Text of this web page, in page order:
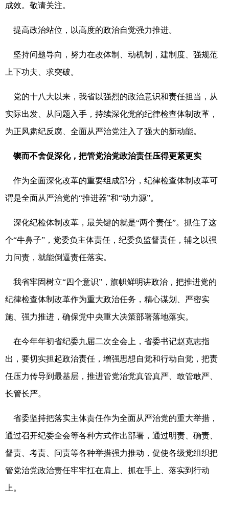
成效。敬请关注。
提高政治站位，以高度的政治自觉强力推进。
坚持问题导向，努力在改体制、动机制，建制度、强规范
上下功夫、求突破。
党的十八大以来，我省以强烈的政治意识和责任担当，从
实际出发、从问题入手，持续深化党的纪律检查体制改革，
为正风肃纪反腐、全面从严治党注入了强大的新动能。
锲而不舍促深化，把管党治党政治责任压得更紧更实
作为全面深化改革的重要组成部分，纪律检查体制改革可
谓是全面从严治党的“推进器”和“动力源”。
深化纪检体制改革，最关键的就是“两个责任”。抓住了这
个“牛鼻子”，党委负主体责任，纪委负监督责任，辅之以强
力问责，就能倒逼责任落实。
我省牢固树立“四个意识”，旗帜鲜明讲政治，把推进党的
纪律检查体制改革作为重大政治任务，精心谋划、严密实
施、强力推进，确保党中央重大决策部署落地落实。
在今年年初省纪委九届二次全会上，省委书记赵克志指
出，要切实担起政治责任，增强思想自觉和行动自觉，把责
任压力传导到最基层，推进管党治党真管真严、敢管敢严、
长管长严。
省委坚持把落实主体责任作为全面从严治党的重大举措，
通过召开纪委全会等各种方式作出部署，通过明责、确责、
督责、考责、问责等各种举措强力推动，促使各级党组织把
管党治党政治责任牢牢扛在肩上、抓在手上、落实到行动
上。